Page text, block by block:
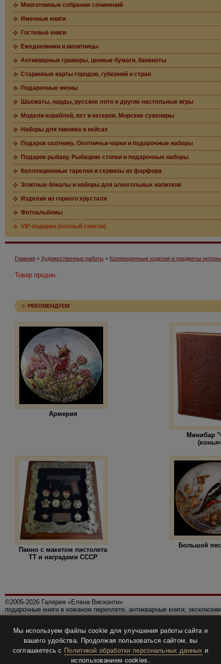
Многотомные собрания сочинений
Именные книги
Гостевые книги
Ежедневники и визитницы
Антикварные гравюры, ценные бумаги, банкноты
Старинные карты городов, губерний и стран
Подарочные иконы
Шахматы, нарды, русское лото и другие настольные игры
Модели кораблей, яхт и катеров. Морские сувениры
Наборы для пикника в кейсах
Подарок охотнику. Охотничьи чарки и подарочные наборы
Подарок рыбаку. Рыбацкие стопки и подарочные наборы
Коллекционные тарелки и сервизы из фарфора
Элитные бокалы и наборы для алкогольных напитков
Изделия из горного хрусталя
Фотоальбомы
VIP-подарки (полный список)
Главная > Художественные работы > Коллекционные изделия и предметы
Товар продан.
РЕКОМЕНДУЕМ
Армерия
Минибар
Панно с макетом пистолета
ТТ и наградами СССР
Большой
©2005-2026 Галерея «Елена Висконти»
подарочные книги в кожаном переплете, антикварные книги,
Политика конфиденциальности
Все права защищены.
Разработка и дизайнBTV-info.
Мы используем файлы cookie для улучшения работы сайта и
вашего удобства. Продолжая пользоваться сайтом, вы
соглашаетесь с Политикой обработки персональных данных и
использованием cookies.